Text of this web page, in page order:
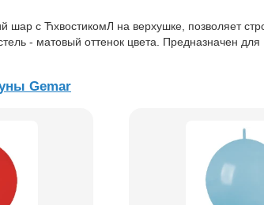
шар с ЋхвостикомЛ на верхушке, позволяет
- матовый оттенок цвета. Предназначен для
Gemar